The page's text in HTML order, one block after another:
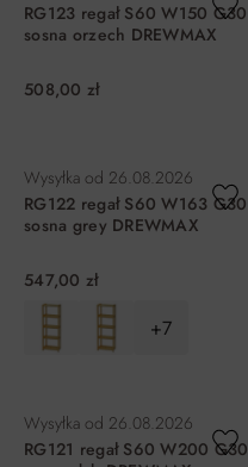
RG123 regał S60 W150 G30
sosna orzech DREWMAX
508,00 zł
Wysyłka od 26.08.2026
RG122 regał S60 W163 G30
sosna grey DREWMAX
547,00 zł
+7
Wysyłka od 26.08.2026
RG121 regał S60 W200 G30